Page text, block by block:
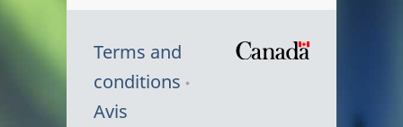
Terms and
conditions
Avis